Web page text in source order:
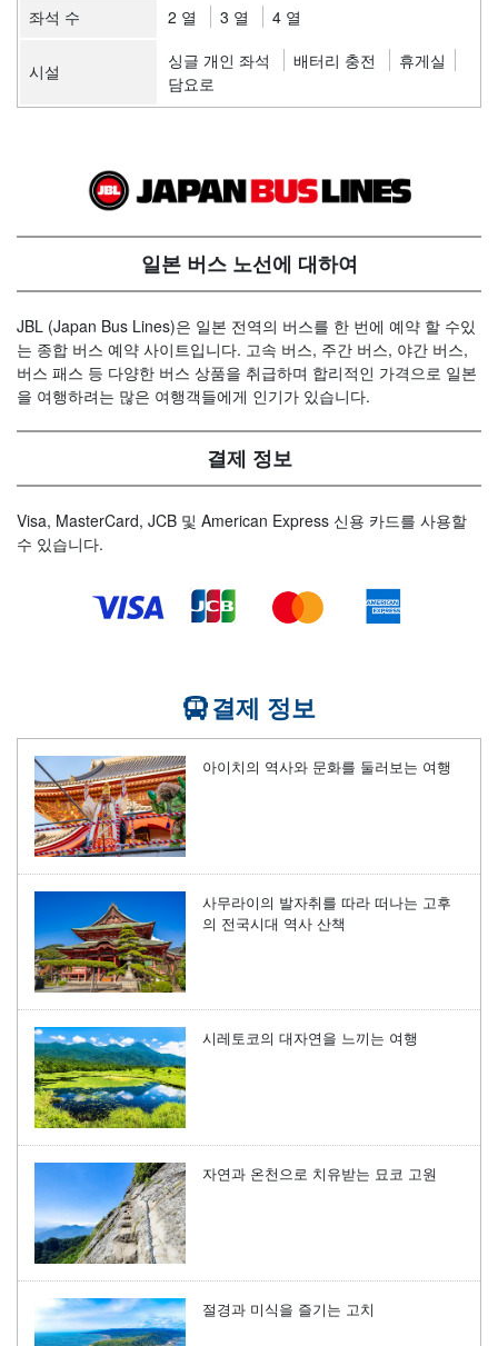
좌석 수
2 열 3 열 4 열
시설 싱글 개인 좌석 배터리 충전
휴게실
담요로
일본 버스 노선에 대하여
JBL (Japan Bus Lines)은 일본 전역의 버스를 한 번에 예약 할 수있
는 종합 버스 예약 사이트입니다. 고속 버스, 주간 버스, 야간 버스,
버스 패스 등 다양한 버스 상품을 취급하며 합리적인 가격으로 일본
을 여행하려는 많은 여행객들에게 인기가 있습니다.
결제 정보
Visa, MasterCard, JCB 및 American Express 신용 카드를 사용할
수 있습니다.
결제 정보
아이치의 역사와 문화를 둘러보는 여행
사무라이의 발자취를 따라 떠나는 고후
의 전국시대 역사 산책
시레토코의 대자연을 느끼는 여행
자연과 온천으로 치유받는 묘코 고원
절경과 미식을 즐기는 고치